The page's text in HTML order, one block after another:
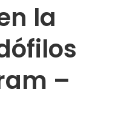
la
–